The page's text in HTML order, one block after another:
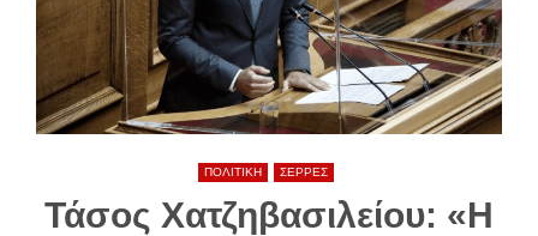
ΠΟΛΙΤΙΚΗ ΣΕΡΡΕΣ
Τάσος Χατζηβασιλείου: «Η